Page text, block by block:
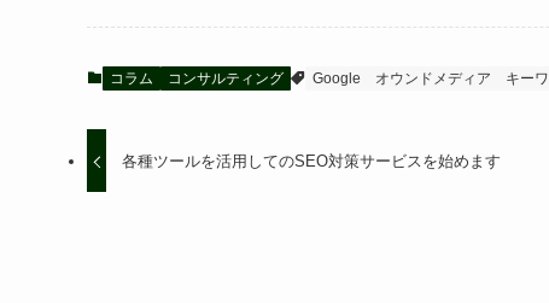
コラム コンサルティング Google オウンドメディア キー
各種ツールを活用してのSEO対策サービスを始めます